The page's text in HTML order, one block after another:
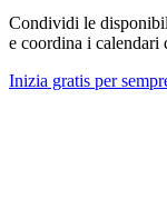
Condividi le
e coordina i
Inizia gratis per